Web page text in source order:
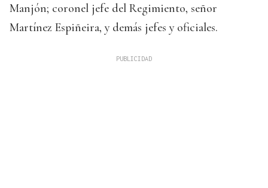
Manjón; coronel jefe del Regimiento, señor
Martínez Espiñeira, y demás jefes y oficiales.